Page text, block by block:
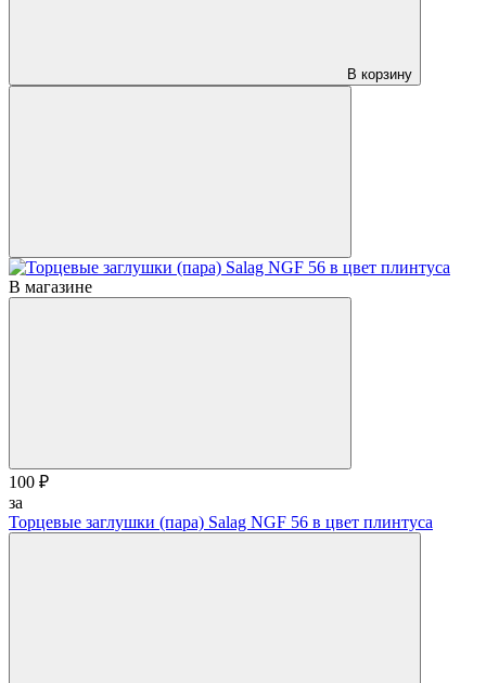
В корзину
В магазине
100 ₽
за
Торцевые заглушки (пара) Salag NGF 56 в цвет плинтуса